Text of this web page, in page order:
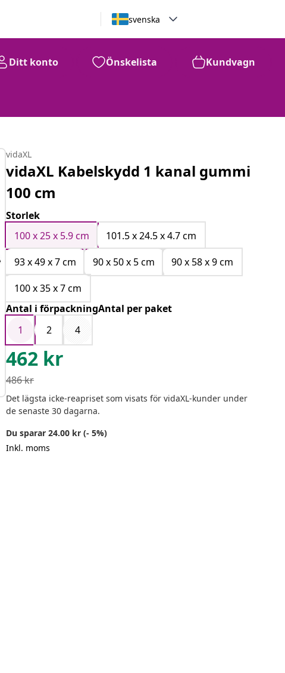
svenska
Ditt konto Önskelista Kundvagn
vidaXL
vidaXL Kabelskydd 1 kanal gummi
100 cm
Storlek
100 x 25 x 5.9 cm
101.5 x 24.5 x 4.7 cm
93 x 49 x 7 cm
90 x 50 x 5 cm
90 x 58 x 9 cm
100 x 35 x 7 cm
Antal i förpackningAntal per paket
1
2 4
462 kr
486kr
Det lägsta icke-reapriset som visats för vidaXL-kunder under
de senaste 30 dagarna.
Du sparar 24.00 kr (- 5%)
Inkl. moms